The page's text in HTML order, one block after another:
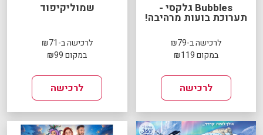
Bubbles גלקסי -
תערוכת בועות מרהיבה!
לרכישה ב-₪79
במקום ₪119
לרכישה
שמוליקיפוד
לרכישה ב-₪71
במקום ₪99
לרכישה